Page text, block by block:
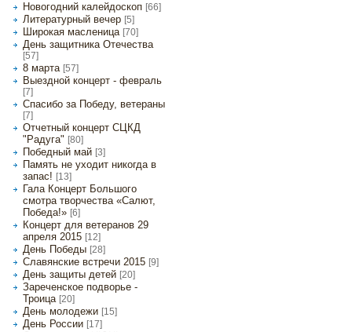
Новогодний калейдоскоп [66]
Литературный вечер [5]
Широкая масленица [70]
День защитника Отечества
[57]
8 марта [57]
Выездной концерт - февраль
[7]
Спасибо за Победу, ветераны
[7]
Отчетный концерт СЦКД
"Радуга" [80]
Победный май [3]
Память не уходит никогда в
запас! [13]
Гала Концерт Большого
смотра творчества «Салют,
Победа!» [6]
Концерт для ветеранов 29
апреля 2015 [12]
День Победы [28]
Славянские встречи 2015 [9]
День защиты детей [20]
Зареченское подворье -
Троица [20]
День молодежи [15]
День России [17]